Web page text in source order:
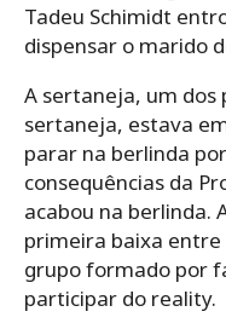
Tadeu Schimidt
dispensar o marido
A sertaneja, um dos
sertaneja, estava
parar na berlinda
consequências da
acabou na berlinda.
primeira baixa
grupo formado por
participar do reality.